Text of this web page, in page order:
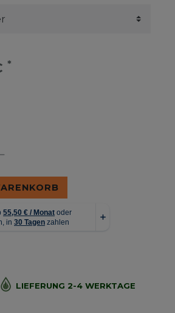
*
LIEFERUNG 2-4 WERKTAGE